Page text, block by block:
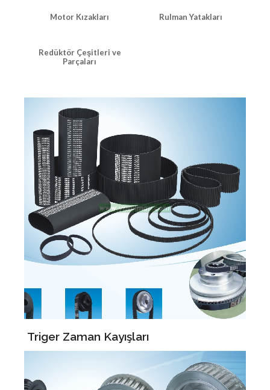
Motor Kızakları Rulman Yatakları
Redüktör Çeşitleri ve
Parçaları
Triger Zaman Kayışları